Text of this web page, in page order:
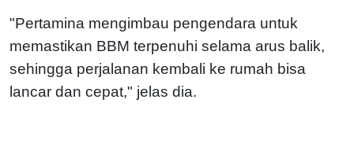
"Pertamina mengimbau pengendara untuk
memastikan BBM terpenuhi selama arus balik,
sehingga perjalanan kembali ke rumah bisa
lancar dan cepat," jelas dia.